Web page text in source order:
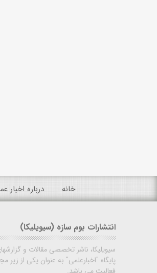
خانه درباره اخبار
انتشارات بوم سازه (سیویلیکا)
سیویلیکا، ناشر تخصصی مقالات و
پایگاه "اخبارعلمی" به عنوان یکی از زیر